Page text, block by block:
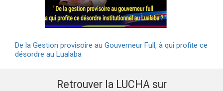
De la Gestion provisoire au Gouverneur Full, à qui profite ce
désordre au Lualaba
Retrouver la LUCHA sur